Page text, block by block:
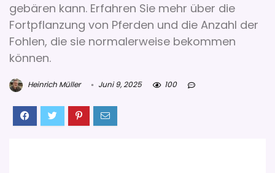
gebären kann. Erfahren Sie mehr über die
Fortpflanzung von Pferden und die Anzahl der
Fohlen, die sie normalerweise bekommen
können.
Heinrich Müller Juni 9, 2025 100